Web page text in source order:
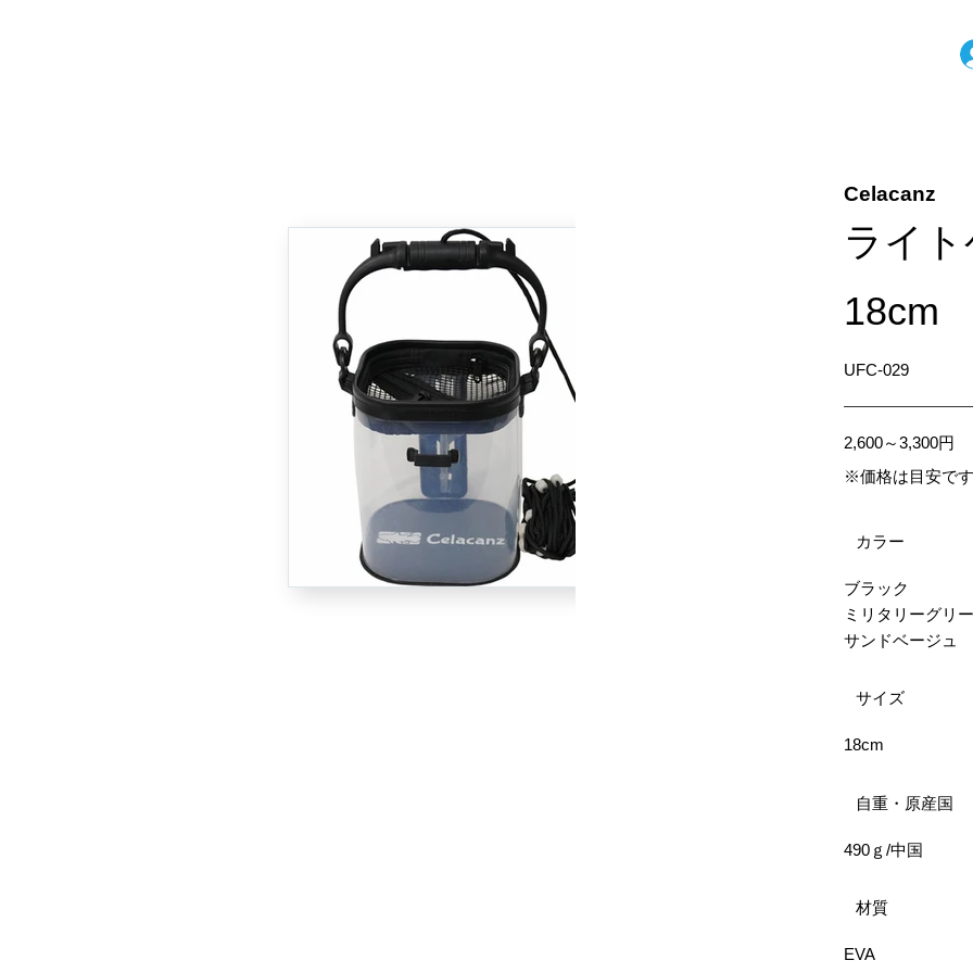
Celacanz
ライ
18cm
UFC-029
2,600～3,300円
※価格は目安です
カラー
ブラック
ミリタリーグリ
サンドベージュ
サイズ
18cm
自重・原産国
490ｇ/中国
材質
EVA